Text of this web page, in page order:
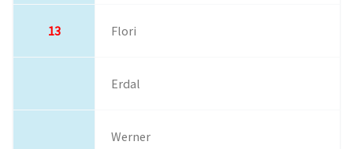
13 Flori
Erdal
Werner